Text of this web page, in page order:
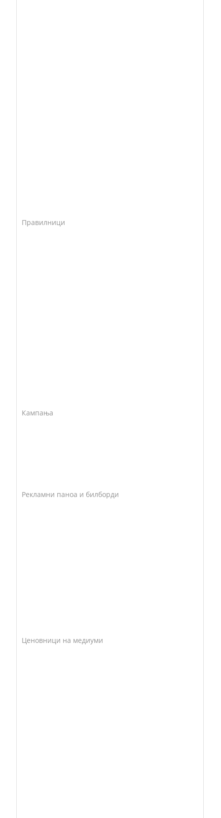
Правилници
Кампања
Рекламни паноа и билборди
Ценовници на медиуми